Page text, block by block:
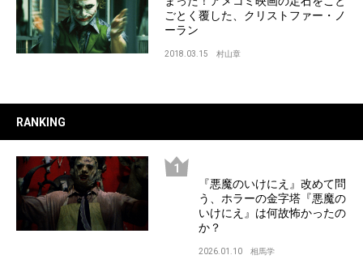
ごとく覆した、クリストファー・ノ
ーラン
2018.03.15 村山章
RANKING
『悪魔のいけにえ』改めて問
う、ホラーの金字塔『悪魔の
いけにえ』は何故怖かったの
か？
2026.01.10 相馬学